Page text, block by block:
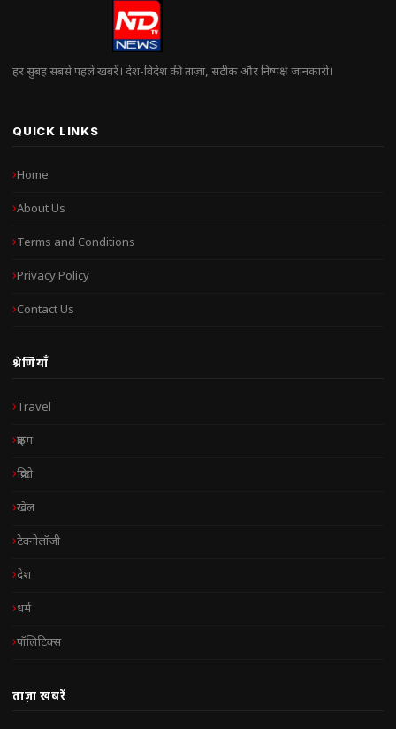
हर सुबह सबसे पहले खबरें। देश-विदेश की ताज़ा, सटीक और निष्पक्ष जानकारी।
QUICK LINKS
Home
About Us
Terms and Conditions
Privacy Policy
Contact Us
श्रेणियाँ
Travel
क्राइम
क्रिप्टो
खेल
टेक्नोलॉजी
देश
धर्म
पॉलिटिक्स
ताज़ा खबरें